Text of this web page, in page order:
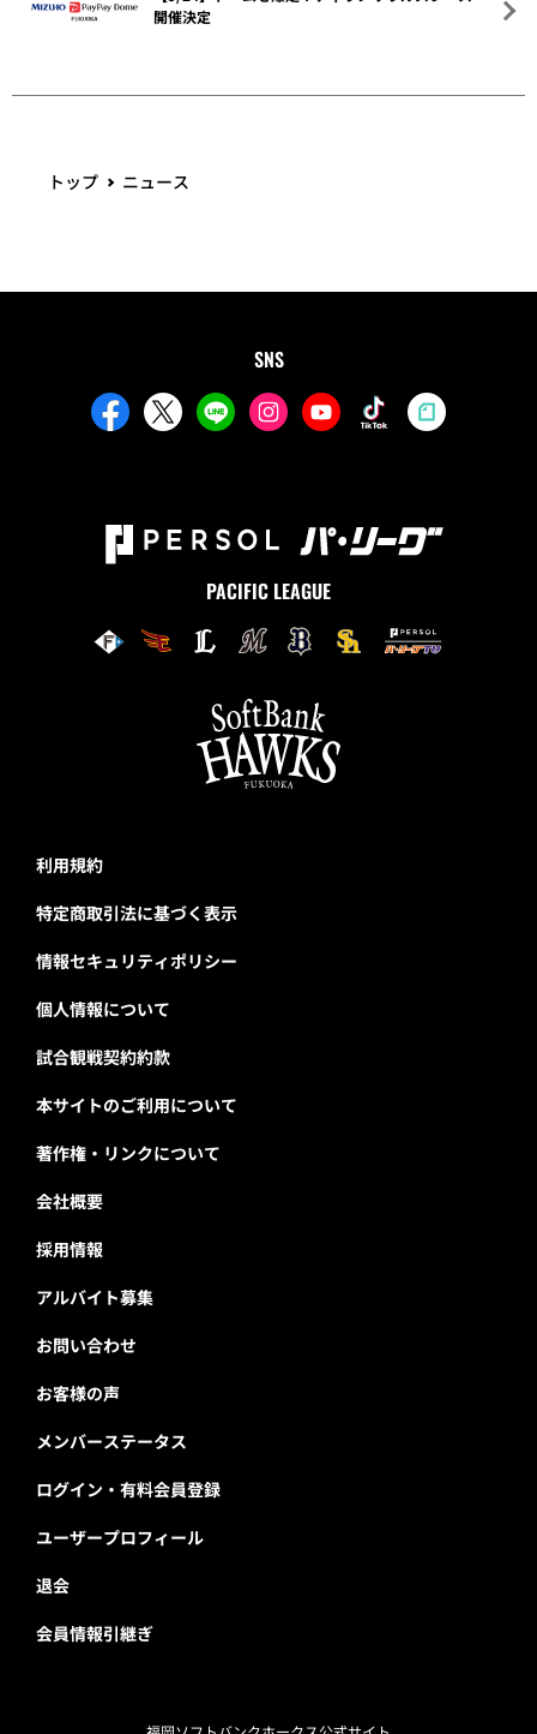
開催決定
トップ ニュース
SNS
PACIFIC LEAGUE
利用規約
特定商取引法に基づく表示
情報セキュリティポリシー
個人情報について
試合観戦契約約款
本サイトのご利用について
著作権・リンクについて
会社概要
採用情報
アルバイト募集
お問い合わせ
お客様の声
メンバーステータス
ログイン・有料会員登録
ユーザープロフィール
退会
会員情報引継ぎ